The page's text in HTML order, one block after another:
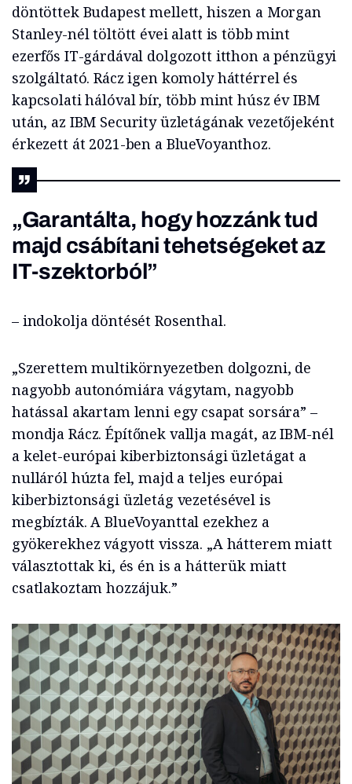
döntöttek Budapest mellett, hiszen a Morgan
Stanley-nél töltött évei alatt is több mint
ezerfős IT-gárdával dolgozott itthon a pénzügyi
szolgáltató. Rácz igen komoly háttérrel és
kapcsolati hálóval bír, több mint húsz év IBM
után, az IBM Security üzletágának vezetőjeként
érkezett át 2021-ben a BlueVoyanthoz.
„Garantálta, hogy hozzánk tud
majd csábítani tehetségeket az
IT-szektorból”
– indokolja döntését Rosenthal.
„Szerettem multikörnyezetben dolgozni, de
nagyobb autonómiára vágytam, nagyobb
hatással akartam lenni egy csapat sorsára” –
mondja Rácz. Építőnek vallja magát, az IBM-nél
a kelet-európai kiberbiztonsági üzletágat a
nulláról húzta fel, majd a teljes európai
kiberbiztonsági üzletág vezetésével is
megbízták. A BlueVoyanttal ezekhez a
gyökerekhez vágyott vissza. „A hátterem miatt
választottak ki, és én is a hátterük miatt
csatlakoztam hozzájuk.”